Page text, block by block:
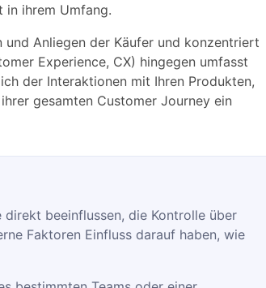
in ihrem Umfang.
Anliegen der Käufer und konzentriert
Experience, CX) hingegen umfasst
der Interaktionen mit Ihren Produkten,
gesamten Customer Journey ein
direkt beeinflussen, die Kontrolle über
Faktoren Einfluss darauf haben, wie